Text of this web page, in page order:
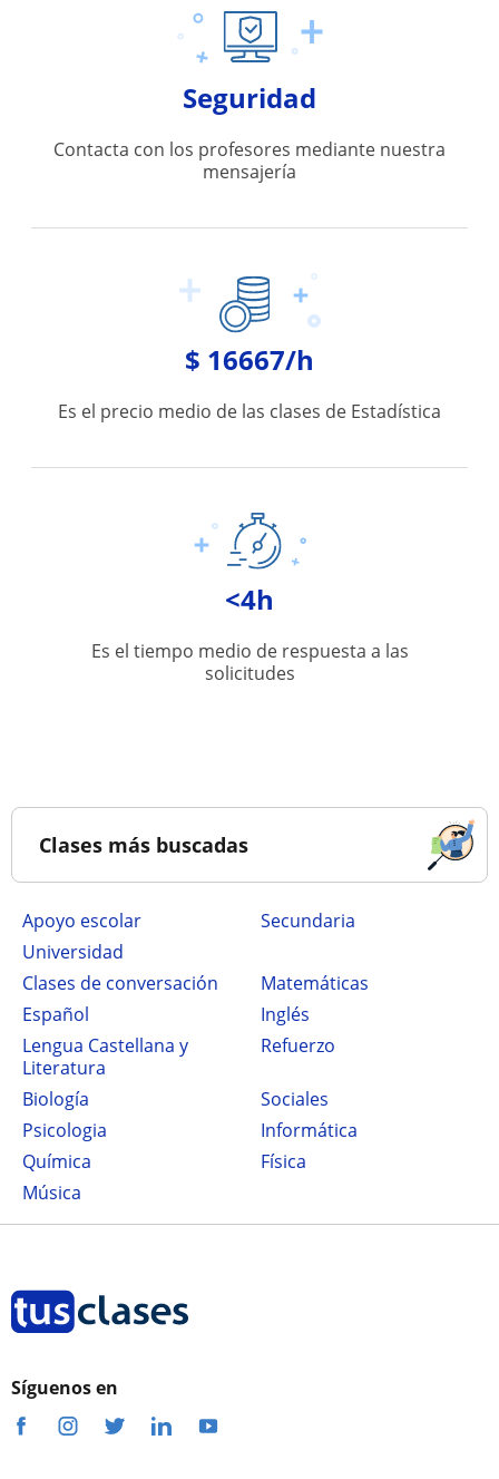
Seguridad
Contacta con los profesores mediante nuestra
mensajería
$ 16667/h
Es el precio medio de las clases de Estadística
<4h
Es el tiempo medio de respuesta a las
solicitudes
Clases más buscadas
Apoyo escolar
secundaria
Universidad
Clases de conversación
Matemáticas
Español
Inglés
Lengua Castellana y
Literatura
Refuerzo
Biología
Sociales
Psicologia
Informática
Química
Física
Música
Síguenos en